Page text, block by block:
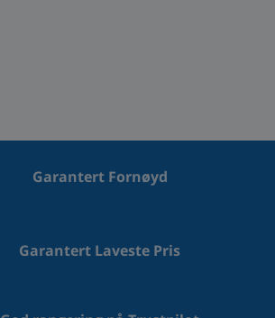
Garantert Fornøyd
Garantert Laveste Pris